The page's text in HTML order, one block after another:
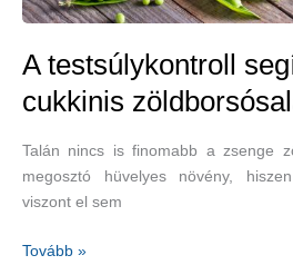
A testsúlykontroll
cukkinis
Talán nincs is finomabb a zsenge
megosztó hüvelyes növény,
viszont el sem
A
Tovább »